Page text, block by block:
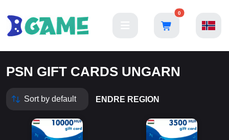
0
PSN GIFT CARDS UNGARN
ENDRE REGION